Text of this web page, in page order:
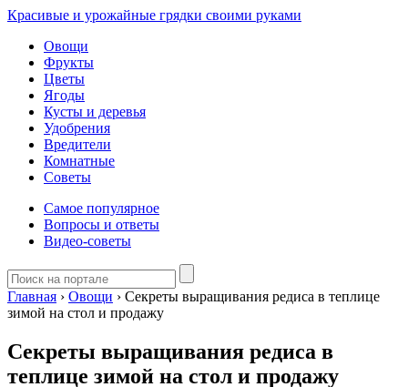
Красивые и урожайные грядки своими руками
Овощи
Фрукты
Цветы
Ягоды
Кусты и деревья
Удобрения
Вредители
Комнатные
Советы
Самое популярное
Вопросы и ответы
Видео-советы
Главная › Овощи › Секреты выращивания редиса в теплице
зимой на стол и продажу
Секреты выращивания редиса в
теплице зимой на стол и продажу